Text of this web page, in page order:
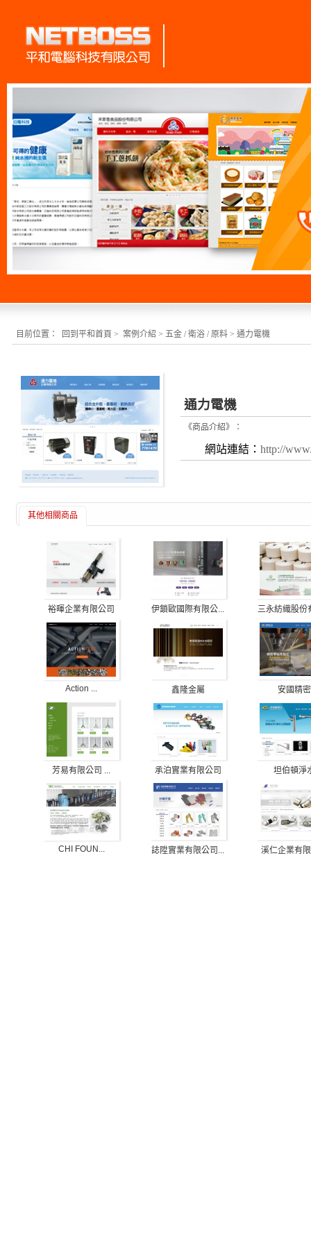
目前位置： 回到平和首頁 > 案例介紹 > 五金 / 衛浴 / 原料 > 通力電機
通力電機
《商品介紹》：
網站連結： http://
其他相關商品
裕暉企業有限公司 伊鎖歐國際有限公... 三永紡織股份
Action ... 鑫隆金屬 安國精密
芳易有限公司 ... 承泊實業有限公司 坦伯頓淨
CHI FOUN... 誌陞實業有限公司... 溪仁企業有